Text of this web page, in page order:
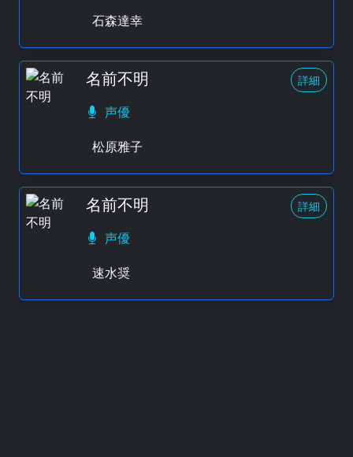
石森達幸
名前不明 詳細
声優
松原雅子
名前不明 詳細
声優
速水奨